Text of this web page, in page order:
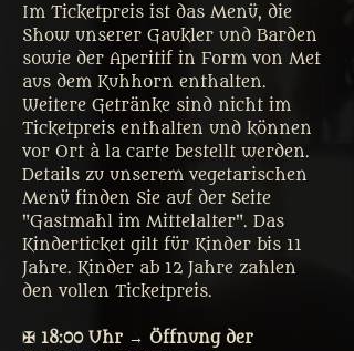
Im Ticketpreis ist das Menü, die
Show unserer Gaukler und Barden
sowie der Aperitif in Form von Met
aus dem Kuhhorn enthalten.
Weitere Getränke sind nicht im
Ticketpreis enthalten und können
vor Ort à la carte bestellt werden.
Details zu unserem vegetarischen
Menü finden Sie auf der Seite
"Gastmahl im Mittelalter". Das
Kinderticket gilt für Kinder bis 11
Jahre. Kinder ab 12 Jahre zahlen
den vollen Ticketpreis.
✠ 18:00 Uhr → Öffnung der